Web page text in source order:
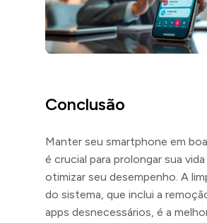
Conclusão
Manter seu smartphone em
é crucial para prolongar sua
otimizar seu desempenho. A
do sistema, que inclui a
apps desnecessários, é a